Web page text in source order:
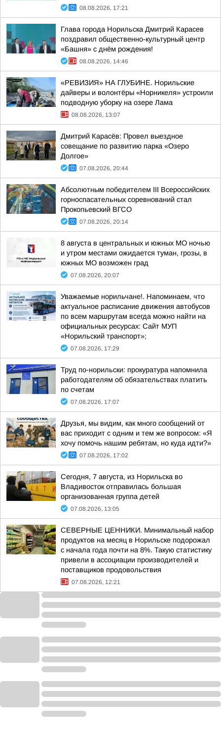
08.08.2026, 17:21
Глава города Норильска Дмитрий Карасев
поздравил общественно-культурный центр
«Башня» с днём рождения!
08.08.2026, 14:46
«РЕВИЗИЯ» НА ГЛУБИНЕ. Норильские
дайверы и волонтёры «Норникеля» устроили
подводную уборку на озере Лама
08.08.2026, 13:07
Дмитрий Карасёв: Провел выездное
совещание по развитию парка «Озеро
Долгое»
07.08.2026, 20:44
Абсолютным победителем III Всероссийских
горноспасательных соревнований стал
Прокопьевский ВГСО
07.08.2026, 20:14
8 августа в центральных и южных МО ночью
и утром местами ожидается туман, грозы, в
южных МО возможен град
07.08.2026, 20:07
Уважаемые норильчане!. Напоминаем, что
актуальное расписание движения автобусов
по всем маршрутам всегда можно найти на
официальных ресурсах: Сайт МУП
«Норильский транспорт»;
07.08.2026, 17:29
Труд по-норильски: прокуратура напомнила
работодателям об обязательствах платить
по счетам
07.08.2026, 17:07
Друзья, мы видим, как много сообщений от
вас приходит с одним и тем же вопросом: «Я
хочу помочь нашим ребятам, но куда идти?»
07.08.2026, 17:02
Сегодня, 7 августа, из Норильска во
Владивосток отправилась большая
организованная группа детей
07.08.2026, 13:05
СЕВЕРНЫЕ ЦЕННИКИ. Минимальный набор
продуктов на месяц в Норильске подорожал
с начала года почти на 8%. Такую статистику
привели в ассоциации производителей и
поставщиков продовольствия
07.08.2026, 12:21